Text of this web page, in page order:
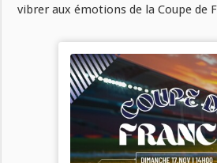
vibrer aux émotions de la Coupe de